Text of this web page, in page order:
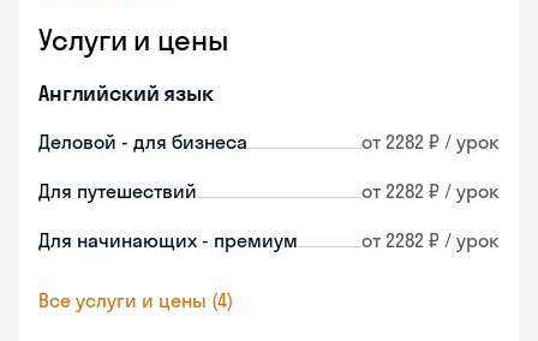
Услуги и цены
Английский язык
Деловой - для бизнеса от 2282 ₽ / урок
Для путешествий от 2282 ₽ / урок
Для начинающих - премиум от 2282 ₽ / урок
Все услуги и цены (4)